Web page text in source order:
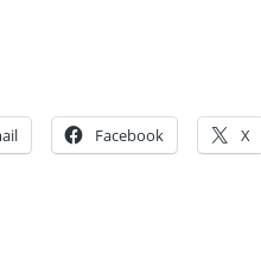
Facebook X